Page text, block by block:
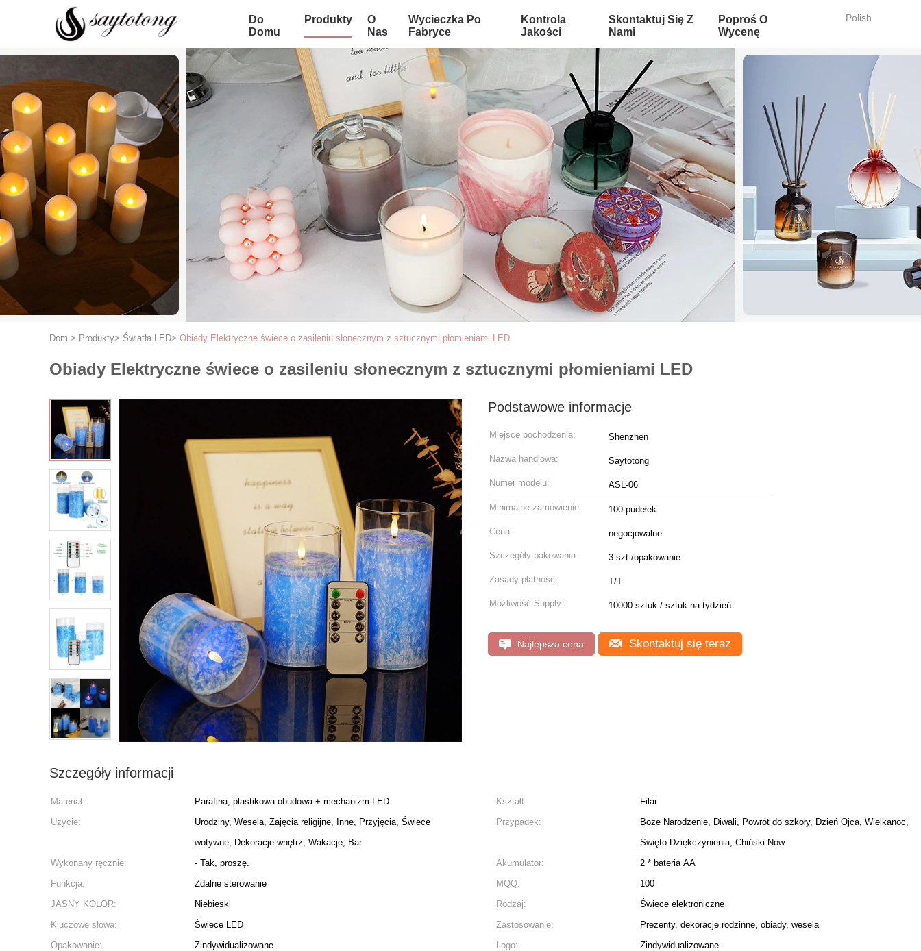
Polish
Do
Domu
Produkty
O
Nas
Wycieczka Po
Fabryce
Kontrola
Jakości
Skontaktuj Się Z
Nami
Poproś O
Wycenę
Dom > Produkty> Światła LED> Obiady Elektryczne świece o zasileniu słonecznym z sztucznymi płomieniami LED
Obiady Elektryczne świece o zasileniu słonecznym z sztucznymi płomieniami LED
Podstawowe informacje
Miejsce pochodzenia: Shenzhen
Nazwa handlowa: Saytotong
Numer modelu: ASL-06
Minimalne zamówienie: 100 pudełek
Cena: negocjowalne
Szczegóły pakowania: 3 szt./opakowanie
Zasady płatności: T/T
Możliwość Supply: 10000 sztuk / sztuk na tydzień
Najlepsza cena Skontaktuj się teraz
Szczegóły informacji
Materiał: Parafina, plastikowa obudowa + mechanizm LED Kształt:
Filar
Użycie:
Urodziny, Wesela, Zajęcia religijne, Inne, Przyjęcia, Świece
wotywne, Dekoracje wnętrz, Wakacje, Bar
Przypadek:
Boże Narodzenie, Diwali, Powrót do szkoły, Dzień Ojca, Wielkanoc,
Święto Dziękczynienia, Chiński Now
Wykonany ręcznie:
- Tak, proszę. Akumulator:
2 * bateria AA
Funkcja:
Zdalne sterowanie MQQ:
100
JASNY KOLOR:
Niebieski Rodzaj:
Świece elektroniczne
Kluczowe słowa:
Świece LED Zastosowanie:
Prezenty, dekoracje rodzinne, obiady, wesela
Opakowanie:
Zindywidualizowane Logo:
Zindywidualizowane